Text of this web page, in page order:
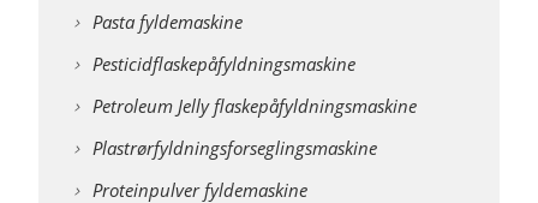
Pasta fyldemaskine
Pesticidflaskepåfyldningsmaskine
Petroleum Jelly flaskepåfyldningsmaskine
Plastrørfyldningsforseglingsmaskine
Proteinpulver fyldemaskine